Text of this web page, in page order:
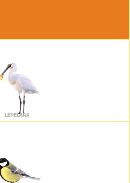
LEPELAAR